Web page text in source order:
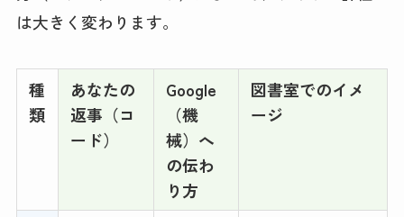
は大きく変わります。
種
類
あなたの
返事（コ
ード）
Google
（機
械）へ
の伝わ
り方
図書室でのイメ
ージ